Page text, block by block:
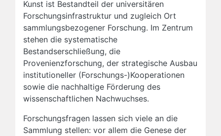
Kunst ist Bestandteil der universitären
Forschungsinfrastruktur und zugleich Ort
sammlungsbezogener Forschung. Im Zentrum
stehen die systematische
Bestandserschließung, die
Provenienzforschung, der strategische Ausbau
institutioneller (Forschungs-)Kooperationen
sowie die nachhaltige Förderung des
wissenschaftlichen Nachwuchses.
Forschungsfragen lassen sich viele an die
Sammlung stellen: vor allem die Genese der